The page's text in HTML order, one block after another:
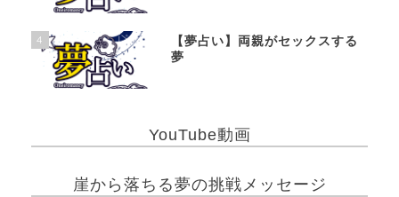
4
【夢占い】両親がセックスする
夢
YouTube動画
崖から落ちる夢の挑戦メッセージ